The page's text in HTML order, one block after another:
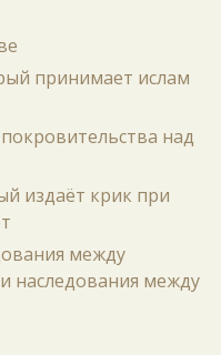
принимает ислам
над
издаёт крик при
между
наследования между